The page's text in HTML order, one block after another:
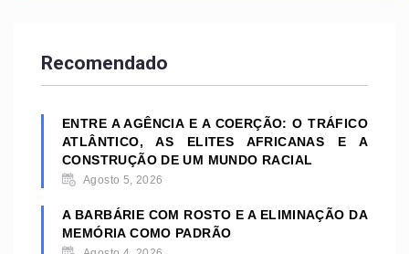
Recomendado
ENTRE A AGÊNCIA E A COERÇÃO: O TRÁFICO
ATLÂNTICO, AS ELITES AFRICANAS E A
CONSTRUÇÃO DE UM MUNDO RACIAL
Agosto 5, 2026
A BARBÁRIE COM ROSTO E A ELIMINAÇÃO DA
MEMÓRIA COMO PADRÃO